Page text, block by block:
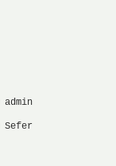
admin
Sefer